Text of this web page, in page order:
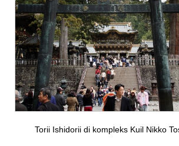
Torii Ishidorii di kompleks Kuil Nikko